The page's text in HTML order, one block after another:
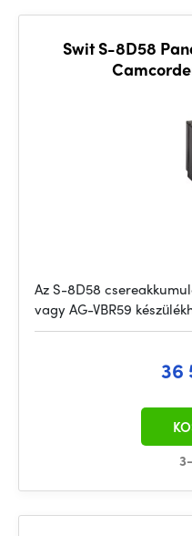
Swit S-8D58
Az S-8D58
vagy AG-VBR59
36